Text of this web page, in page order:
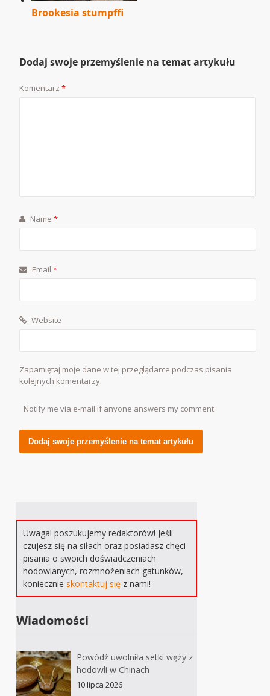
Brookesia stumpffi
Dodaj swoje przemyślenie na temat artykułu
Komentarz*
Name*
Email*
Website
Zapamiętaj moje dane w tej przeglądarce podczas pisania
kolejnych komentarzy.
Notify me via e-mail if anyone answers my comment.
Uwaga! poszukujemy redaktorów! Jeśli
czujesz się na siłach oraz posiadasz chęci
pisania o swoich doświadczeniach
hodowlanych, rozmnożeniach gatunków,
koniecznieskontaktuj się z nami!
Wiadomości
Powódź uwolniła setki węży z
hodowli w Chinach
10 lipca 2026